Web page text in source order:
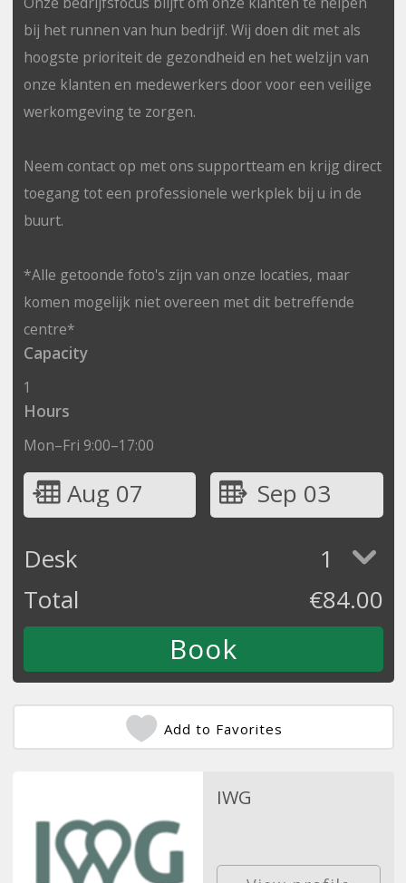
bij het runnen van hun bedrijf. Wij doen dit met als
hoogste prioriteit de gezondheid en het welzijn van
onze klanten en medewerkers door voor een veilige
werkomgeving te zorgen.
Neem contact op met ons supportteam en krijg direct
toegang tot een professionele werkplek bij u in de
buurt.
*Alle getoonde foto's zijn van onze locaties, maar
komen mogelijk niet overeen met dit betreffende
centre*
Capacity
1
Hours
Mon–Fri 9:00–17:00
Aug 07
Sep 03
Desk
1
Total
€84.00
Add to Favorites
IWG